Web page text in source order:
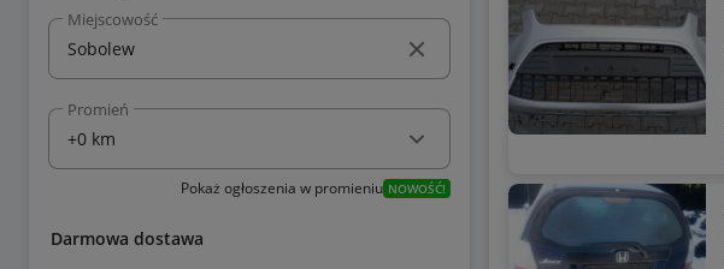
Miejscowość
Promień
Pokaż ogłoszenia w promieniu NOWOŚĆ!
Darmowa dostawa